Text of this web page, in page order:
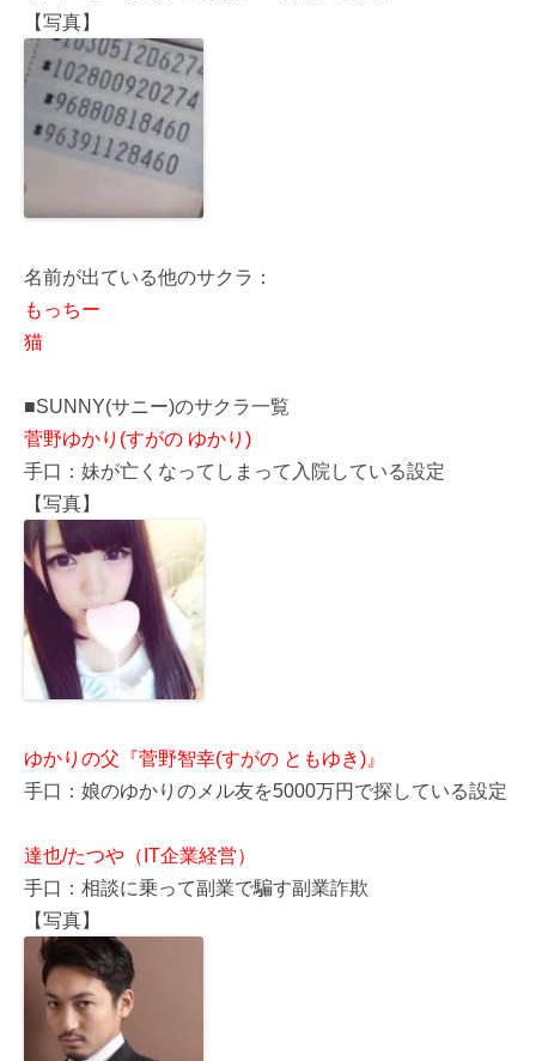
【写真】
名前が出ている他のサクラ：
もっちー
猫
■SUNNY(サニー)のサクラ一覧
菅野ゆかり(すがの ゆかり)
手口：妹が亡くなってしまって入院している設定
【写真】
ゆかりの父『菅野智幸(すがの ともゆき)』
手口：娘のゆかりのメル友を5000万円で探している設定
達也/たつや（IT企業経営）
手口：相談に乗って副業で騙す副業詐欺
【写真】